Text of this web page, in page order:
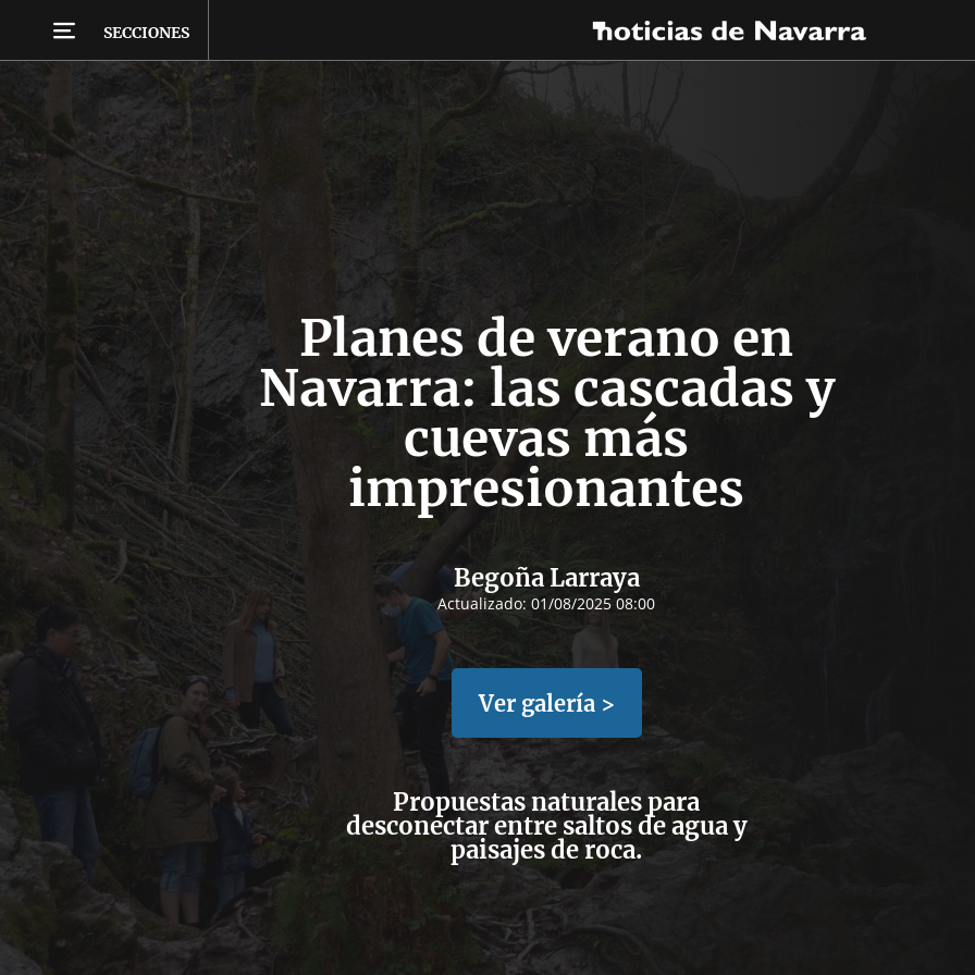
SECCIONES
Planes de verano en
Navarra: las cascadas y
cuevas más
impresionantes
Begoña Larraya
Actualizado: 01/08/2025 08:00
Ver galería >
Propuestas naturales para
desconectar entre saltos de agua y
paisajes de roca.